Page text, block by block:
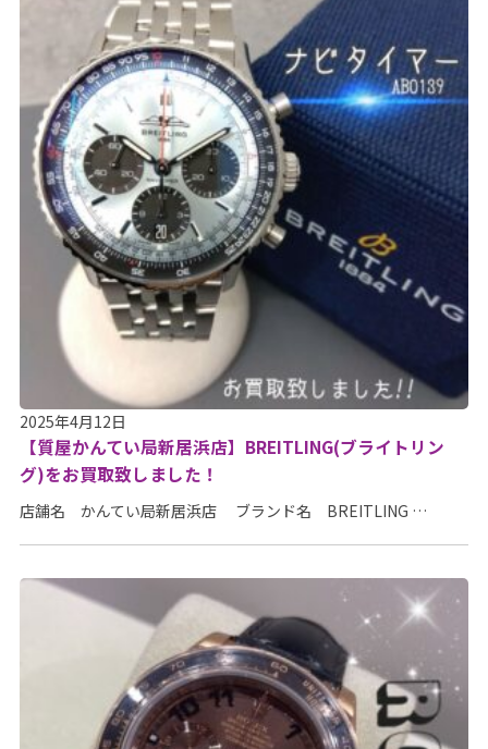
2025年4月12日
【質屋かんてい局新居浜店】BREITLING(ブライトリン
グ)をお買取致しました！
店舗名 かんてい局新居浜店 ブランド名 BREITLING …